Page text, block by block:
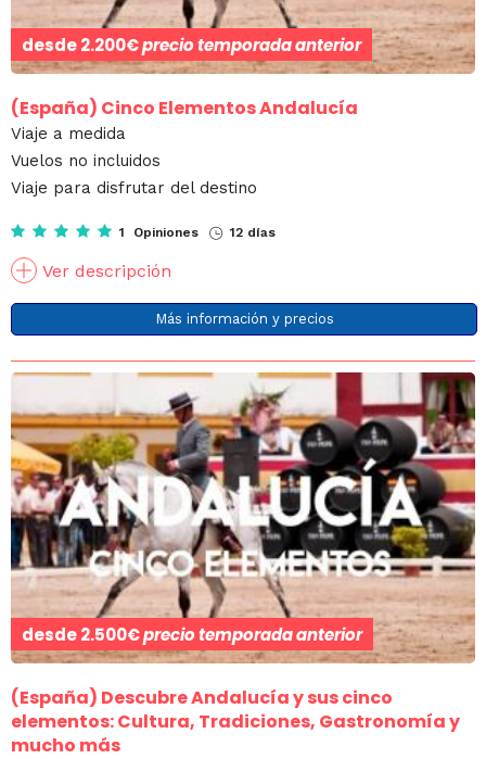
desde2.200€precio temporada anterior
(España) Cinco Elementos Andalucía
Viaje a medida
Vuelos no incluidos
Viaje para disfrutar del destino
1 Opiniones 12 días
Ver descripción
Más información y precios
desde2.500€precio temporada anterior
(España) Descubre Andalucía y sus cinco
elementos: Cultura, Tradiciones, Gastronomía y
mucho más